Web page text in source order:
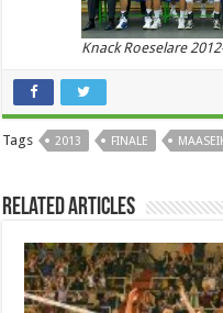
Knack Roeselare
Tags 2013 FINALE
Related Articles